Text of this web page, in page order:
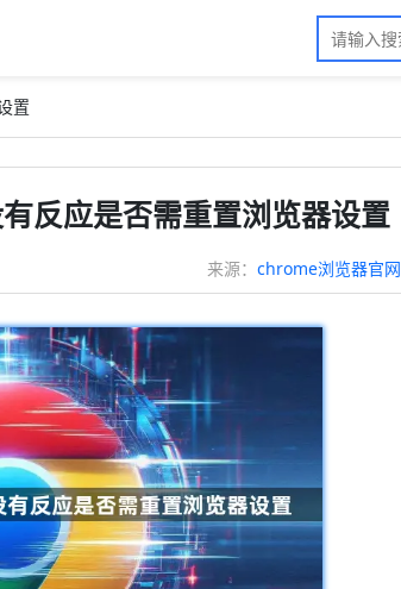
置
反应是否需重置浏览器设置
来源： chrome浏览器官网